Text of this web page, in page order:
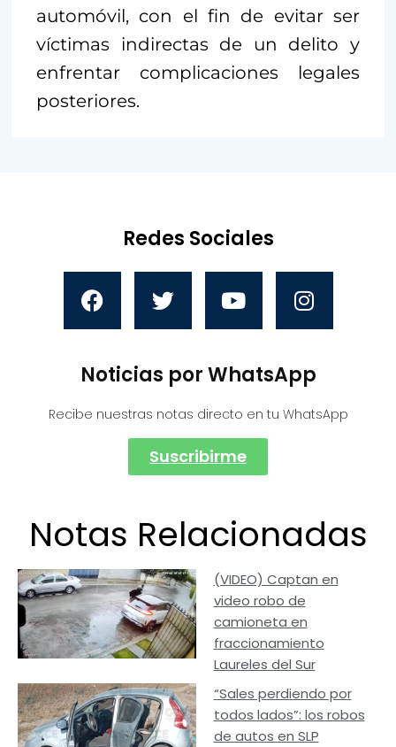
automóvil, con el fin de evitar ser
víctimas indirectas de un delito y
enfrentar complicaciones legales
posteriores.
Redes Sociales
Noticias por WhatsApp
Recibe nuestras notas directo en tu WhatsApp
Suscribirme
Notas Relacionadas
(VIDEO) Captan en
video robo de
camioneta en
fraccionamiento
Laureles del Sur
“Sales perdiendo por
todos lados”: los robos
de autos en SLP